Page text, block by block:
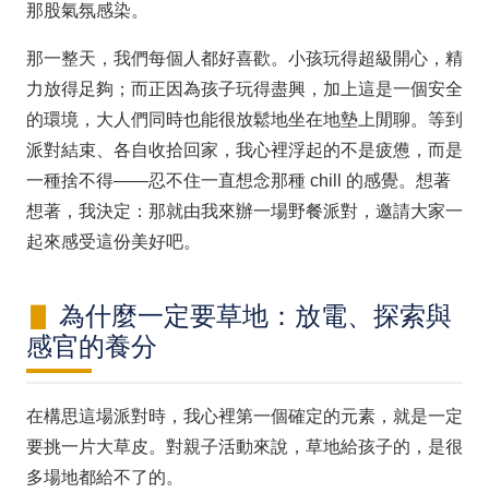
那股氣氛感染。
那一整天，我們每個人都好喜歡。小孩玩得超級開心，精
力放得足夠；而正因為孩子玩得盡興，加上這是一個安全
的環境，大人們同時也能很放鬆地坐在地墊上閒聊。等到
派對結束、各自收拾回家，我心裡浮起的不是疲憊，而是
一種捨不得——忍不住一直想念那種 chill 的感覺。想著
想著，我決定：那就由我來辦一場野餐派對，邀請大家一
起來感受這份美好吧。
為什麼一定要草地：放電、探索與
感官的養分
在構思這場派對時，我心裡第一個確定的元素，就是一定
要挑一片大草皮。對親子活動來說，草地給孩子的，是很
多場地都給不了的。